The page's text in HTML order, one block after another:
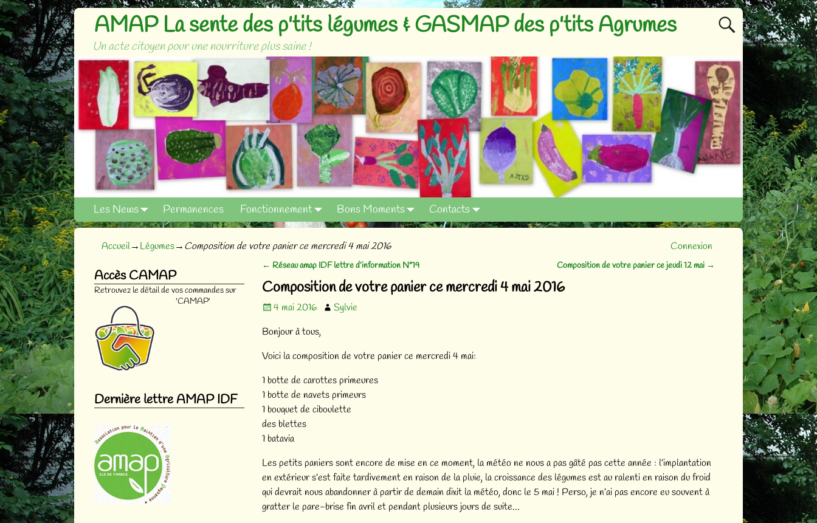
AMAP La sente des p'tits légumes & GASMAP des p'tits Agrumes
Un acte citoyen pour une nourriture plus saine !
Les News Permanences Fonctionnement Bons Moments Contacts
Accueil→Légumes→Composition de votre panier ce mercredi 4 mai 2016 Connexion
Navigation des articles
← Réseau amap IDF lettre d’information N°19 Composition de votre panier ce jeudi 12 mai →
Composition de votre panier ce mercredi 4 mai 2016
4 mai 2016
Sylvie
Bonjour à tous,
Voici la composition de votre panier ce mercredi 4 mai:
1 botte de carottes primeures
1 botte de navets primeurs
1 bouquet de ciboulette
des blettes
1 batavia
Les petits paniers sont encore de mise en ce moment, la météo ne nous a pas gâté pas cette année : l’implantation
en extérieur s’est faite tardivement en raison de la pluie, la croissance des légumes est au ralenti en raison du froid
qui devrait nous abandonner à partir de demain dixit la météo, donc le 5 mai ! Perso, je n’ai pas encore eu souvent à
gratter le pare-brise fin avril et pendant plusieurs jours de suite…
Accès CAMAP
Retrouvez le détail de vos commandes sur
'CAMAP'
Dernière lettre AMAP IDF